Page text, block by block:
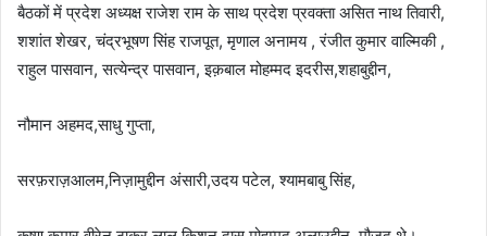
बैठकों में प्रदेश अध्यक्ष राजेश राम के साथ प्रदेश प्रवक्ता असित नाथ तिवारी,
शशांत शेखर, चंद्रभूषण सिंह राजपूत, मृणाल अनामय , रंजीत कुमार वाल्मिकी ,
राहुल पासवान, सत्येन्द्र पासवान, इक़बाल मोहम्मद इदरीस,शहाबुद्दीन,
नौमान अहमद,साधु गुप्ता,
सरफ़राज़आलम,निज़ामुद्दीन अंसारी,उदय पटेल, श्यामबाबु सिंह,